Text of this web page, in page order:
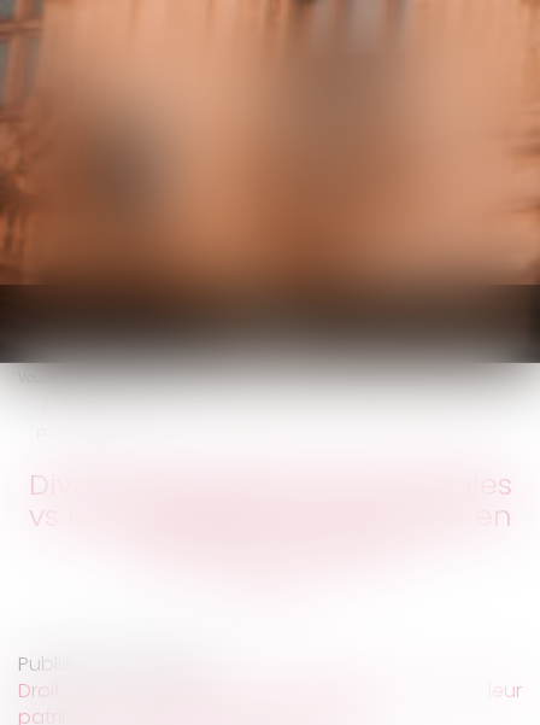
KALIFA Avocats
Ouvrir
le
menu
Vous êtes ici :Accueil
Division des dettes successorales
vs indivisibilité de la demande en
Publié le :
Droit de la famille, des personnes et de leur
patrimoine